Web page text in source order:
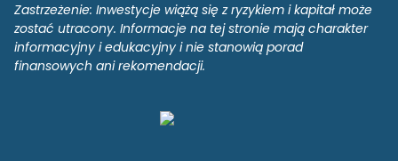
Zastrzeżenie: Inwestycje wiążą się z ryzykiem i kapitał może
zostać utracony. Informacje na tej stronie mają charakter
informacyjny i edukacyjny i nie stanowią porad
finansowych ani rekomendacji.